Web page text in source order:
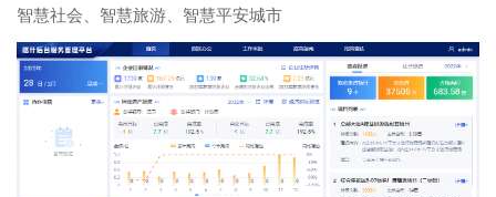
智慧社会、智慧旅游、智慧平安城市